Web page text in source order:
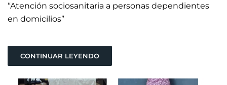
“Atención sociosanitaria a personas dependientes
en domicilios”
CONTINUAR LEYENDO